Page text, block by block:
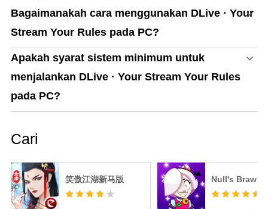
Bagaimanakah cara menggunakan DLive · Your
Stream Your Rules pada PC?
Apakah syarat sistem minimum untuk
menjalankan DLive · Your Stream Your Rules
pada PC?
Cari
笑傲江湖新马版 Null's Brawl